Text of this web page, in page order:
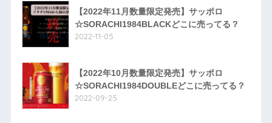
【2022年11月数量限定発売】サッポロ
☆SORACHI1984BLACKどこに売ってる？
2022-11-05
【2022年10月数量限定発売】サッポロ
☆SORACHI1984DOUBLEどこに売ってる？
2022-09-25